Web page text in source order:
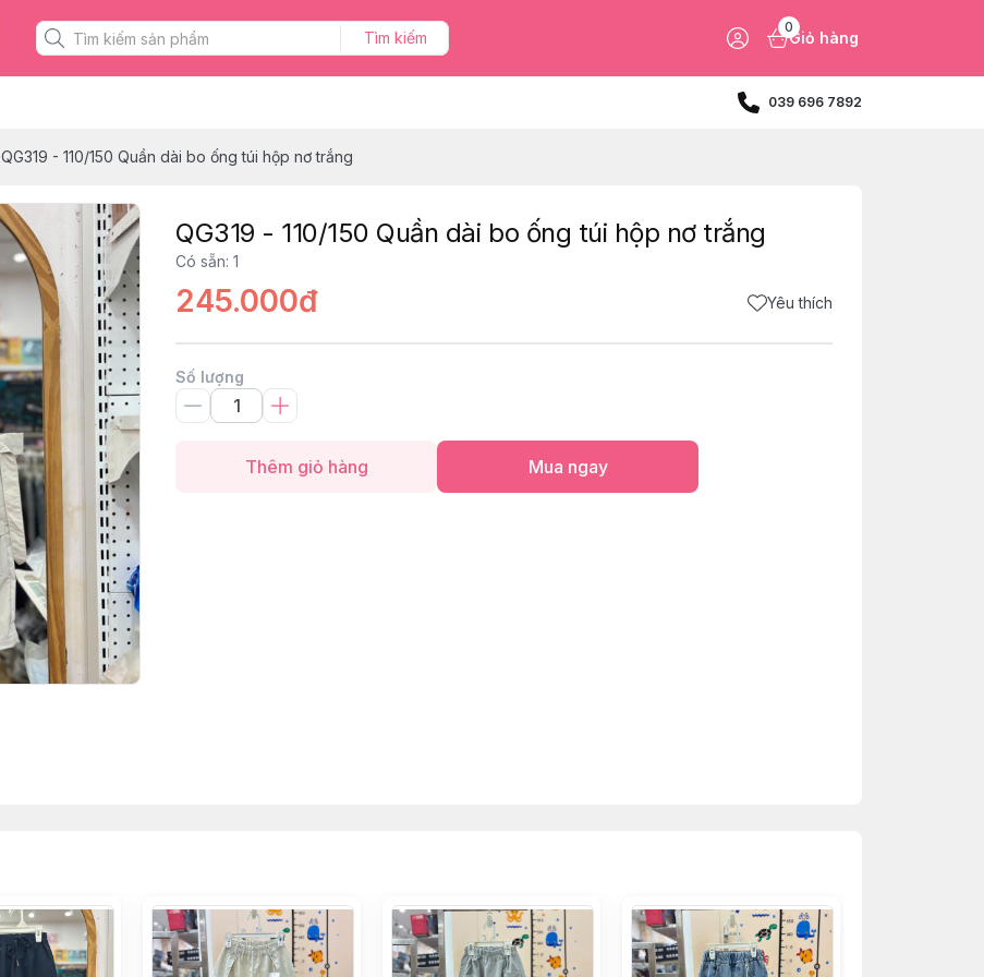
Tìm kiếm
0
Giỏ hàng
039 696 7892
QG319 - 110/150 Quần dài bo ống túi hộp nơ trắng
QG319 - 110/150 Quần dài bo ống túi hộp nơ trắng
Có sẵn: 1
245.000đ Yêu thích
Số lượng
Thêm giỏ hàng Mua ngay